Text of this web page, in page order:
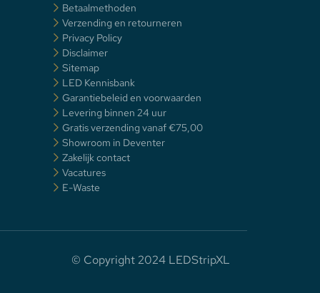
Betaalmethoden
Verzending en retourneren
Privacy Policy
Disclaimer
Sitemap
LED Kennisbank
Garantiebeleid en voorwaarden
Levering binnen 24 uur
Gratis verzending vanaf €75,00
Showroom in Deventer
Zakelijk contact
Vacatures
E-Waste
© Copyright 2024 LEDStripXL